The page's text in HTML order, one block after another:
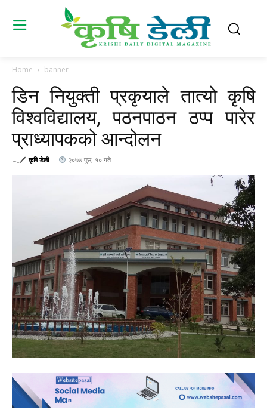
Home banner
डिन नियुक्ती प्रकृयाले तात्यो कृषि
विश्वविद्यालय, पठनपाठन ठप्प पारेर
प्राध्यापकको आन्दोलन
𓂃🖊 कृषि डेली - २०७७ पुस, १० गते